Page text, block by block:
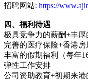
招聘网站: https://
四、福利待遇
极具竞争力的薪酬+丰
完善的医疗保险+香港
丰富的假期福利（每年
弹性工作安排
公司资助教育+初期来